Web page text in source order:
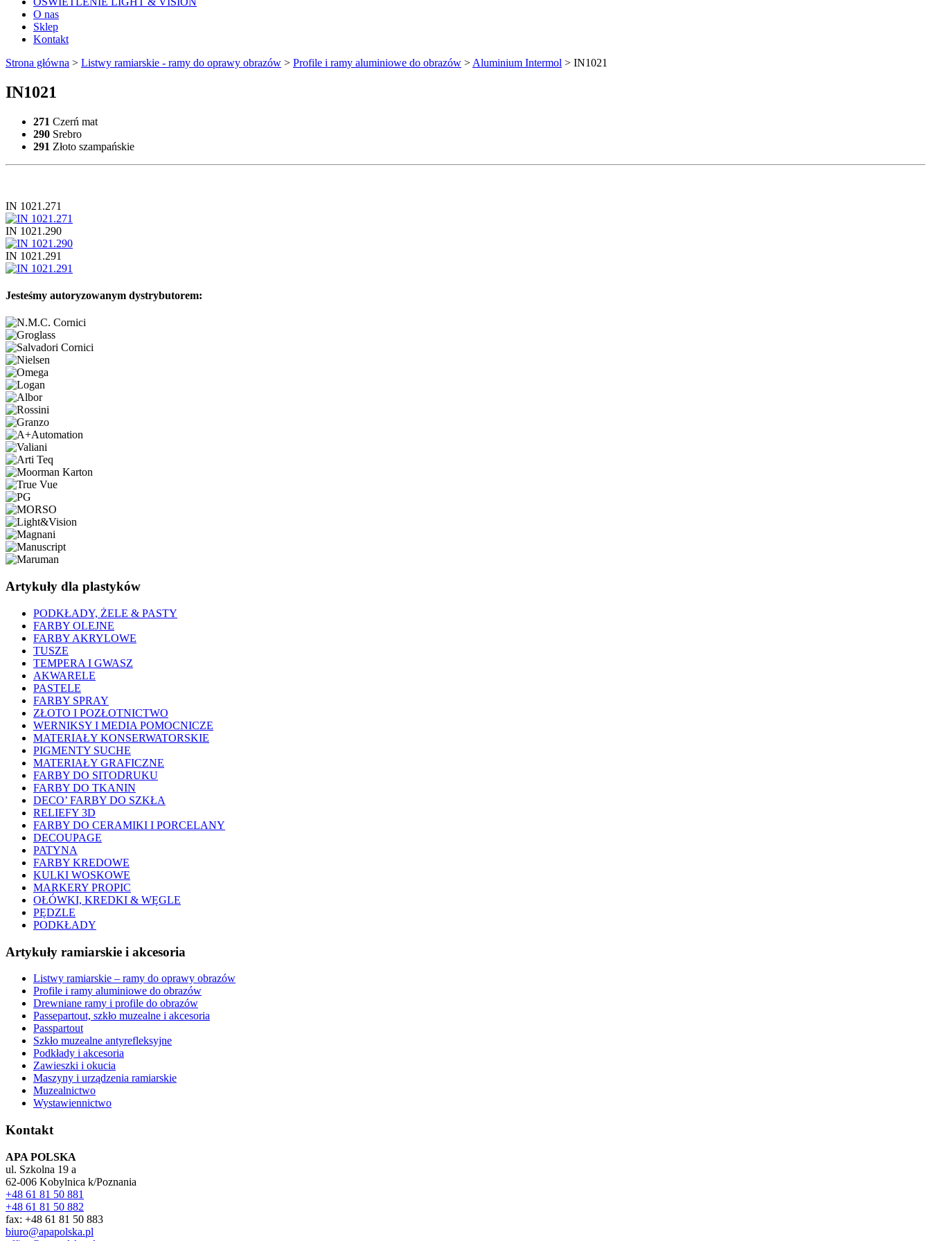
O nas
Sklep
Kontakt
Strona główna > Listwy ramiarskie - ramy do oprawy obrazów > Profile i ramy aluminiowe do obrazów > Aluminium Intermol > IN1021
IN1021
271 Czerń mat
290 Srebro
291 Złoto szampańskie
IN 1021.271
IN 1021.290
IN 1021.291
Jesteśmy autoryzowanym dystrybutorem:
Artykuły dla plastyków
PODKŁADY, ŻELE & PASTY
FARBY OLEJNE
FARBY AKRYLOWE
TUSZE
TEMPERA I GWASZ
AKWARELE
PASTELE
FARBY SPRAY
ZŁOTO I POZŁOTNICTWO
WERNIKSY I MEDIA POMOCNICZE
MATERIAŁY KONSERWATORSKIE
PIGMENTY SUCHE
MATERIAŁY GRAFICZNE
FARBY DO SITODRUKU
FARBY DO TKANIN
DECO’ FARBY DO SZKŁA
RELIEFY 3D
FARBY DO CERAMIKI I PORCELANY
DECOUPAGE
PATYNA
FARBY KREDOWE
KULKI WOSKOWE
MARKERY PROPIC
OŁÓWKI, KREDKI & WĘGLE
PĘDZLE
PODKŁADY
Artykuły ramiarskie i akcesoria
Listwy ramiarskie – ramy do oprawy obrazów
Profile i ramy aluminiowe do obrazów
Drewniane ramy i profile do obrazów
Passepartout, szkło muzealne i akcesoria
Passpartout
Szkło muzealne antyrefleksyjne
Podkłady i akcesoria
Zawieszki i okucia
Maszyny i urządzenia ramiarskie
Muzealnictwo
Wystawiennictwo
Kontakt
APA POLSKA
ul. Szkolna 19 a
62-006 Kobylnica k/Poznania
+48 61 81 50 881
+48 61 81 50 882
fax: +48 61 81 50 883
biuro@apapolska.pl